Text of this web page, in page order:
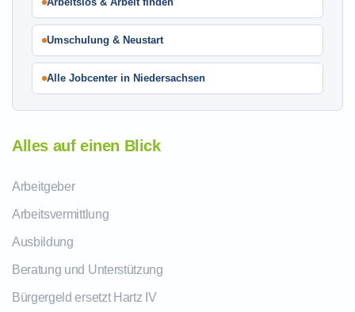
Umschulung & Neustart
Alle Jobcenter in Niedersachsen
Alles auf einen Blick
Arbeitgeber
Arbeitsvermittlung
Ausbildung
Beratung und Unterstützung
Bürgergeld ersetzt Hartz IV